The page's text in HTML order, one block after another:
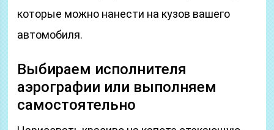
которые можно нанести на кузов вашего
автомобиля.
Выбираем исполнителя
аэрографии или выполняем
самостоятельно